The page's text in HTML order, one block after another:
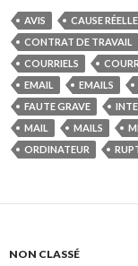
AVIS CAUSE
CONTRAT DE TRAVAIL
COURRIELS
EMAIL
EMAILS
FAUTE GRAVE
MAIL
MAILS
ORDINATEUR
NON CLASSÉ